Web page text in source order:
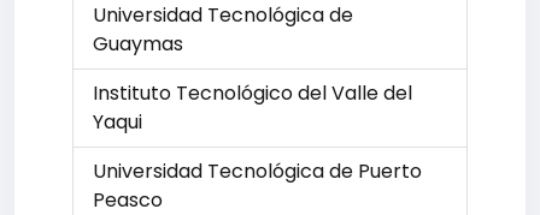
Universidad Tecnológica de
Guaymas
Instituto Tecnológico del Valle del
Yaqui
Universidad Tecnológica de Puerto
Peasco